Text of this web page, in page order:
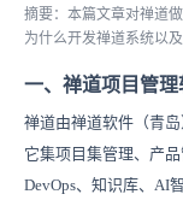
摘要：本篇文章对禅道
为什么开发禅道系统以及
一、禅道项目管理
禅道由禅道软件（青
它集项目集管理、产
DevOps、知识库、AI